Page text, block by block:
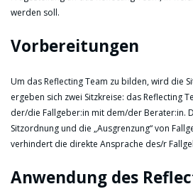
werden soll.
Vorbereitungen
Um das Reflecting Team zu bilden, wird die
ergeben sich zwei Sitzkreise: das Reflecting
der/die Fallgeber:in mit dem/der Berater:in.
Sitzordnung und die „Ausgrenzung“ von
verhindert die direkte Ansprache des/r
Anwendung des